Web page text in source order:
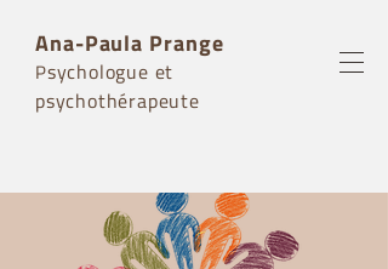
Ana-Paula Prange
Psychologue et
psychothérapeute